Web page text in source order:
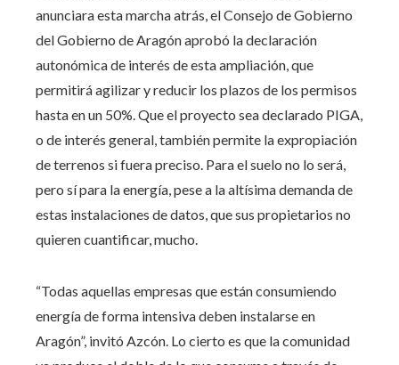
anunciara esta marcha atrás, el Consejo de Gobierno
del Gobierno de Aragón aprobó la declaración
autonómica de interés de esta ampliación, que
permitirá agilizar y reducir los plazos de los permisos
hasta en un 50%. Que el proyecto sea declarado PIGA,
o de interés general, también permite la expropiación
de terrenos si fuera preciso. Para el suelo no lo será,
pero sí para la energía, pese a la altísima demanda de
estas instalaciones de datos, que sus propietarios no
quieren cuantificar, mucho.
“Todas aquellas empresas que están consumiendo
energía de forma intensiva deben instalarse en
Aragón”, invitó Azcón. Lo cierto es que la comunidad